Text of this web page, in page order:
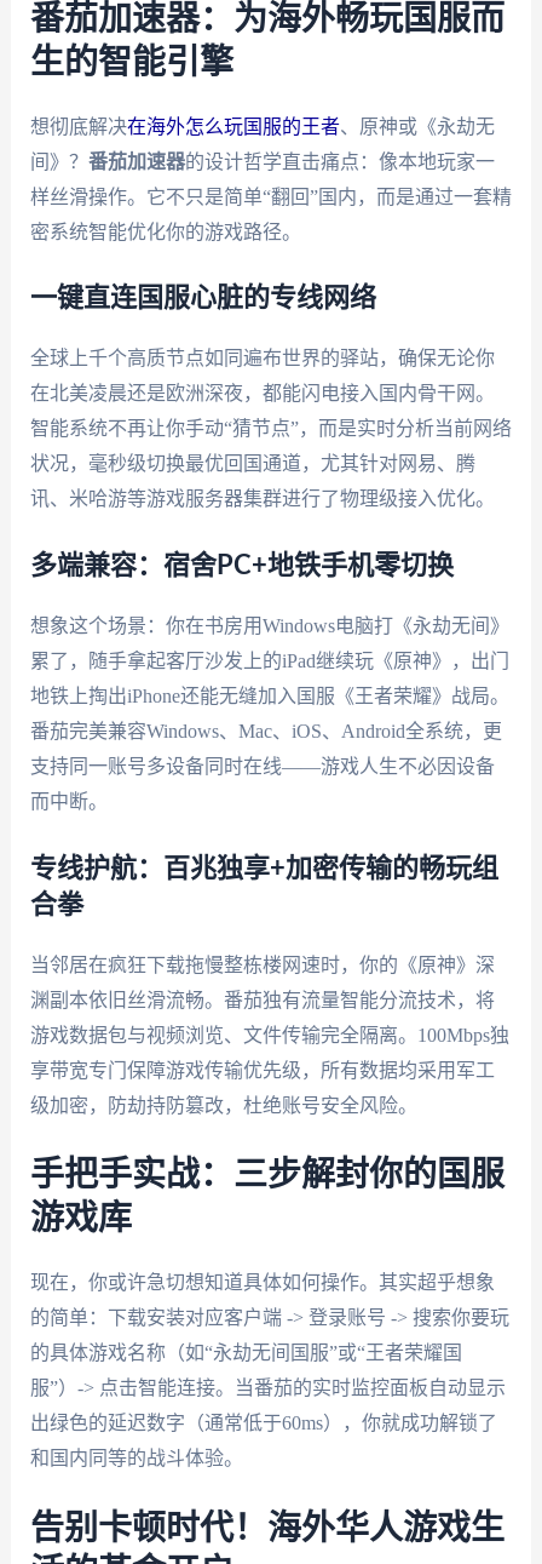
番茄加速器：为海外畅玩国服而
生的智能引擎
想彻底解决在海外怎么玩国服的王者、原神或《永劫无
间》？ 番茄加速器的设计哲学直击痛点：像本地玩家一
样丝滑操作。它不只是简单“翻回”国内，而是通过一套精
密系统智能优化你的游戏路径。
一键直连国服心脏的专线网络
全球上千个高质节点如同遍布世界的驿站，确保无论你
在北美凌晨还是欧洲深夜，都能闪电接入国内骨干网。
智能系统不再让你手动“猜节点”，而是实时分析当前网络
状况，毫秒级切换最优回国通道，尤其针对网易、腾
讯、米哈游等游戏服务器集群进行了物理级接入优化。
多端兼容：宿舍PC+地铁手机零切换
想象这个场景：你在书房用Windows电脑打《永劫无间》
累了，随手拿起客厅沙发上的iPad继续玩《原神》，出门
地铁上掏出iPhone还能无缝加入国服《王者荣耀》战局。
番茄完美兼容Windows、Mac、iOS、Android全系统，更
支持同一账号多设备同时在线——游戏人生不必因设备
而中断。
专线护航：百兆独享+加密传输的畅玩组
合拳
当邻居在疯狂下载拖慢整栋楼网速时，你的《原神》深
渊副本依旧丝滑流畅。番茄独有流量智能分流技术，将
游戏数据包与视频浏览、文件传输完全隔离。100Mbps独
享带宽专门保障游戏传输优先级，所有数据均采用军工
级加密，防劫持防篡改，杜绝账号安全风险。
手把手实战：三步解封你的国服
游戏库
现在，你或许急切想知道具体如何操作。其实超乎想象
的简单：下载安装对应客户端 -> 登录账号 -> 搜索你要玩
的具体游戏名称（如“永劫无间国服”或“王者荣耀国
服”）-> 点击智能连接。当番茄的实时监控面板自动显示
出绿色的延迟数字（通常低于60ms），你就成功解锁了
和国内同等的战斗体验。
告别卡顿时代！海外华人游戏生